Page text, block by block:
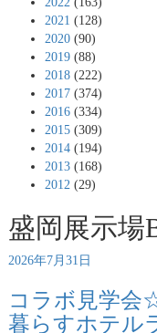
2021 (128)
2020 (90)
2019 (88)
2018 (222)
2017 (374)
2016 (334)
2015 (309)
2014 (194)
2013 (168)
2012 (29)
盛岡展示場
2026年7月31日
コラボ見学会
暮らすホテル